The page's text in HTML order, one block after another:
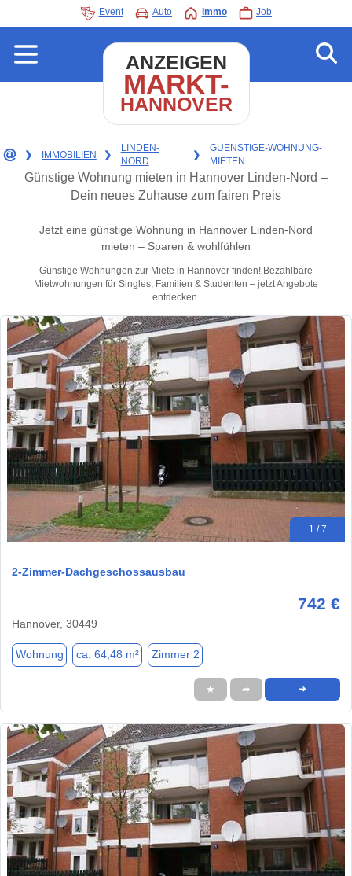
Event Auto Immo Job
ANZEIGEN
MARKT-
HANNOVER
❯ IMMOBILIEN ❯
LINDEN-
NORD
❯
GUENSTIGE-WOHNUNG-
MIETEN
Günstige Wohnung mieten in Hannover Linden-Nord –
Dein neues Zuhause zum fairen Preis
Jetzt eine günstige Wohnung in Hannover Linden-Nord
mieten – Sparen & wohlfühlen
Günstige Wohnungen zur Miete in Hannover finden! Bezahlbare
Mietwohnungen für Singles, Familien & Studenten – jetzt Angebote
entdecken.
1 / 7
2-Zimmer-Dachgeschossausbau
742 €
Hannover, 30449
Wohnung ca. 64,48 m² Zimmer 2
★ ➦ ➜